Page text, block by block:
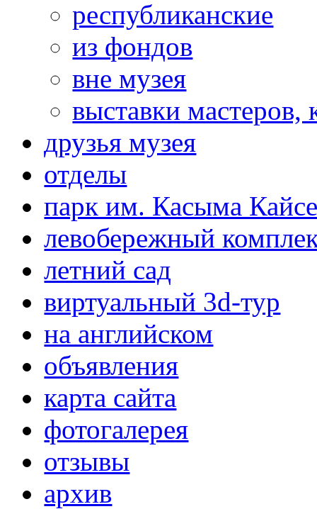
республиканские
из фондов
вне музея
выставки мастеров,
друзья музея
отделы
парк им. Касыма
левобережный
летний сад
виртуальный 3d-тур
на английском
объявления
карта сайта
фотогалерея
отзывы
архив